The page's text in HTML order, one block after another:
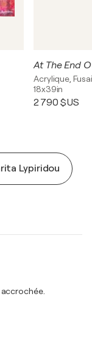
At The End
Acrylique,
18x39in
2 790 $US
Lypiridou